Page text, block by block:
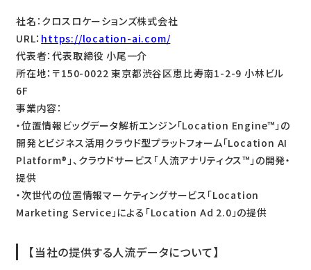
社名：クロスロケーションズ株式会社
URL： https://location-ai.com/
代表者：代表取締役 小尾一介
所在地：〒150-0022 東京都渋谷区恵比寿南1-2-9 小林ビル
6F
事業内容：
・位置情報ビッグデータ解析エンジン「Location Engine™」の
開発とビジネス活用クラウド型プラットフォーム「Location AI
Platform®」、クラウドサービス「人流アナリティクス™」の開発・
提供
・次世代の位置情報マーケティングサービス「Location
Marketing Service」による「Location Ad 2.0」の提供
【当社の提供する人流データについて】